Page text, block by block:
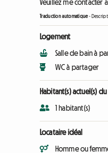
Veuillez me contacter
Traduction automatique-
Logement
Salle de bain à
WC à partager
Habitant(s) actuel(s)
1 habitant(s)
Locataire idéal
Homme ou